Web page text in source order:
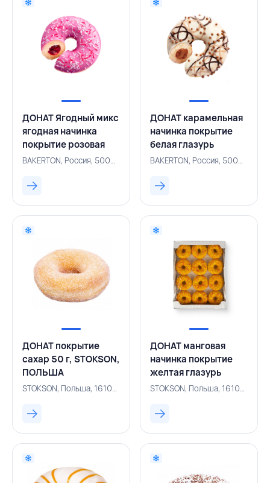
ДОНАТ Ягодный микс
ягодная начинка
покрытие розовая
глазурь
посыпка 70 г,
BAKERTON, Россия, 500004218
ДОНАТ карамельная
начинка покрытие
белая глазурь
хрустящая посыпка
BAKERTON,РОССИЯ
BAKERTON, Россия, 500004221
ДОНАТ покрытие
сахар 50 г, STOKSON,
ПОЛЬША
STOKSON, Польша, 161001657
ДОНАТ манговая
начинка покрытие
желтая глазурь
цветная посыпка 70STOKSON, Польша, 161001668